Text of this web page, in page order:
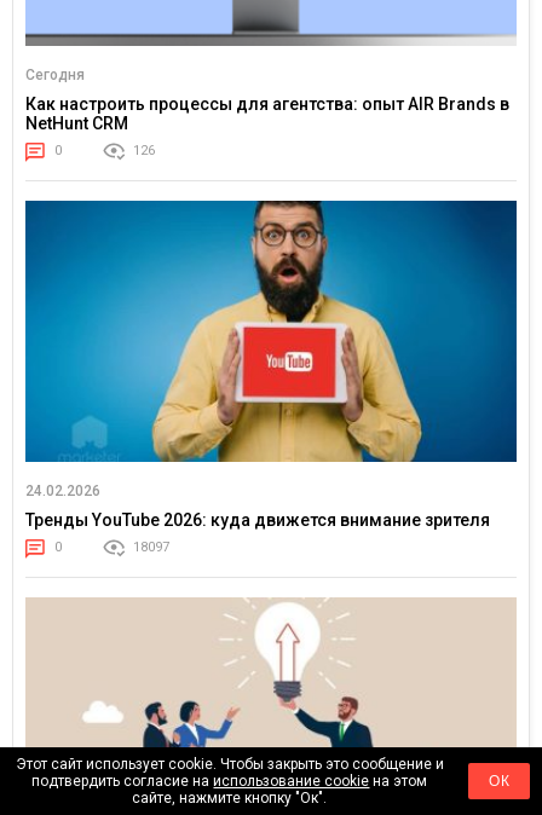
Сегодня
Как настроить процессы для агентства: опыт AIR Brands в
NetHunt CRM
0 126
24.02.2026
Тренды YouTube 2026: куда движется внимание зрителя
0 18097
Этот сайт использует cookie. Чтобы закрыть это сообщение и
подтвердить согласие наиспользование cookie на этом
сайте, нажмите кнопку "Ок".
ОК